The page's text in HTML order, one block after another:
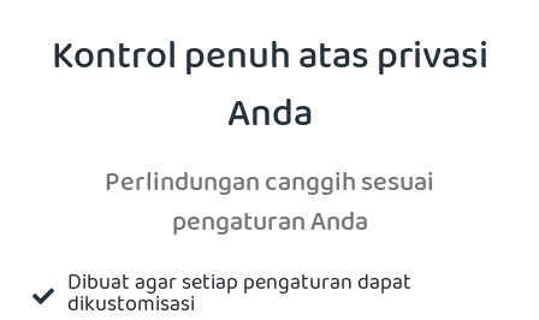
Unduh VPN
Kontrol penuh atas privasi
Anda
Perlindungan canggih sesuai
pengaturan Anda
Dibuat agar setiap pengaturan dapat
dikustomisasi